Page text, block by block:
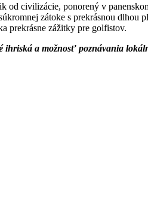
civilizácie, ponorený v
zátoke s prekrásnou
prekrásne zážitky pre golfistov.
a možnosť poznávania